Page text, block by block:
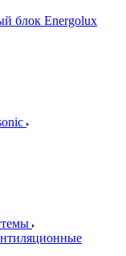
блок Energolux